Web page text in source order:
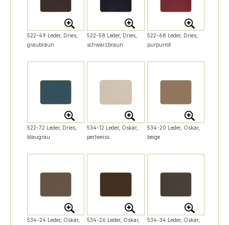
522-49 Leder, Dries,
graubraun
522-58 Leder, Dries,
schwarzbraun
522-68 Leder, Dries,
purpurrot
522-72 Leder, Dries,
blaugrau
534-12 Leder, Oskar,
perlweiss
534-20 Leder, Oskar,
beige
534-24 Leder, Oskar,
534-26 Leder, Oskar,
534-34 Leder, Oskar,